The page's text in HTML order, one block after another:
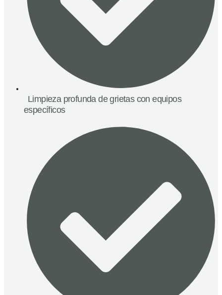
Limpieza profunda de grietas con equipos
específicos